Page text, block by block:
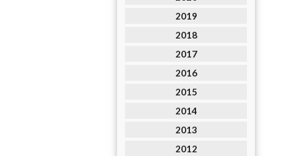
2019
2018
2017
2016
2015
2014
2013
2012